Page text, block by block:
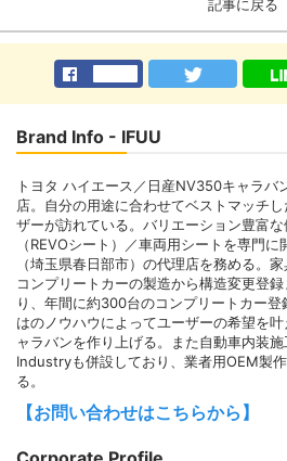
記事に戻る
Brand Info - IFUU
トヨタ ハイエース／日産NV350キャラバ
店。自分の用途に合わせてベストマッチ
ザーが訪れている。バリエーション豊富
（REVOシート）／車両用シートを専門
（埼玉県春日部市）の代理店を務める。
コンプリートカーの製造から構造変更登
り、年間に約300台のコンプリートカー
はのノウハウによってユーザーの希望を
ャラバンを作り上げる。また自動車内装
Industryも併設しており、業者用OEM製
る。
【お問い合わせはこちらから】